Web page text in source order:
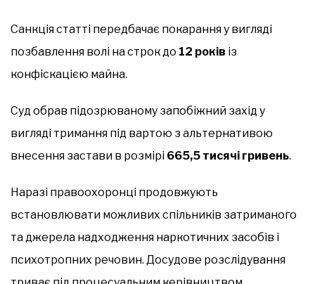
Санкція статті передбачає покарання у вигляді
позбавлення волі на строк до 12 років із
конфіскацією майна.
Суд обрав підозрюваному запобіжний захід у
вигляді тримання під вартою з альтернативою
внесення застави в розмірі 665,5 тисячі гривень.
Наразі правоохоронці продовжують
встановлювати можливих спільників затриманого
та джерела надходження наркотичних засобів і
психотропних речовин. Досудове розслідування